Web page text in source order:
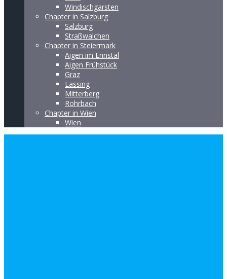
Windischgarsten
Chapter in Salzburg
Salzburg
Straßwalchen
Chapter in Steiermark
Aigen im Ennstal
Aigen Frühstück
Graz
Lassing
Mitterberg
Rohrbach
Chapter in Wien
Wien